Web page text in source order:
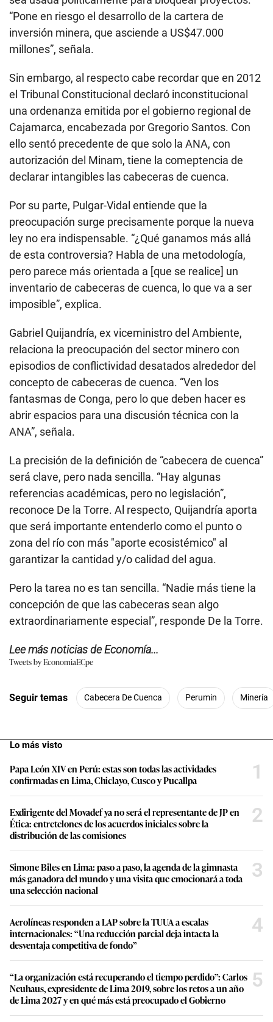
“Pone en riesgo el desarrollo de la cartera de
inversión minera, que asciende a US$47.000
millones”, señala.
Sin embargo, al respecto cabe recordar que en 2012
el Tribunal Constitucional declaró inconstitucional
una ordenanza emitida por el gobierno regional de
Cajamarca, encabezada por Gregorio Santos. Con
ello sentó precedente de que solo la ANA, con
autorización del Minam, tiene la comeptencia de
declarar intangibles las cabeceras de cuenca.
Por su parte, Pulgar-Vidal entiende que la
preocupación surge precisamente porque la nueva
ley no era indispensable. “¿Qué ganamos más allá
de esta controversia? Habla de una metodología,
pero parece más orientada a [que se realice] un
inventario de cabeceras de cuenca, lo que va a ser
imposible”, explica.
Gabriel Quijandría, ex viceministro del Ambiente,
relaciona la preocupación del sector minero con
episodios de conflictividad desatados alrededor del
concepto de cabeceras de cuenca. “Ven los
fantasmas de Conga, pero lo que deben hacer es
abrir espacios para una discusión técnica con la
ANA”, señala.
La precisión de la definición de “cabecera de cuenca”
será clave, pero nada sencilla. “Hay algunas
referencias académicas, pero no legislación”,
reconoce De la Torre. Al respecto, Quijandría aporta
que será importante entenderlo como el punto o
zona del río con más "aporte ecosistémico" al
garantizar la cantidad y/o calidad del agua.
Pero la tarea no es tan sencilla. “Nadie más tiene la
concepción de que las cabeceras sean algo
extraordinariamente especial”, responde De la Torre.
Lee más noticias de Economía...
Tweets by EconomiaECpe
Seguir temas Cabecera De Cuenca Perumin Minería
Lo más visto
Papa León XIV en Perú: estas son todas las actividades
confirmadas en Lima, Chiclayo, Cusco y Pucallpa
1
Exdirigente del Movadef ya no será el representante de JP en
Ética: entretelones de los acuerdos iniciales sobre la
distribución de las comisiones
2
Simone Biles en Lima: paso a paso, la agenda de la gimnasta
más ganadora del mundo y una visita que emocionará a toda
una selección nacional
3
Aerolíneas responden a LAP sobre la TUUA a escalas
internacionales: “Una reducción parcial deja intacta la
desventaja competitiva de fondo”
4
“La organización está recuperando el tiempo perdido”: Carlos
Neuhaus, expresidente de Lima 2019, sobre los retos a un año
de Lima 2027 y en qué más está preocupado el Gobierno
5